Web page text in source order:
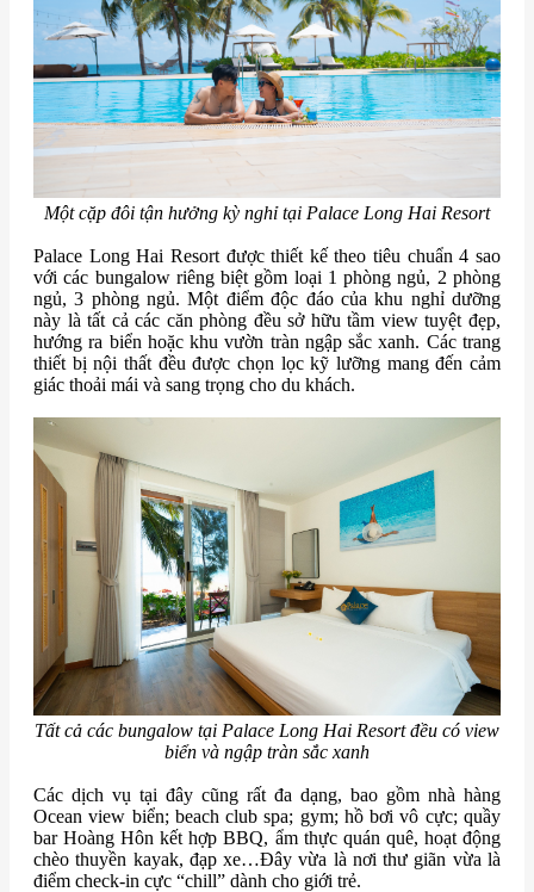
Một cặp đôi tận hưởng kỳ nghỉ tại Palace Long Hai Resort
Palace Long Hai Resort được thiết kế theo tiêu chuẩn 4 sao
với các bungalow riêng biệt gồm loại 1 phòng ngủ, 2 phòng
ngủ, 3 phòng ngủ. Một điểm độc đáo của khu nghỉ dưỡng
này là tất cả các căn phòng đều sở hữu tầm view tuyệt đẹp,
hướng ra biển hoặc khu vườn tràn ngập sắc xanh. Các trang
thiết bị nội thất đều được chọn lọc kỹ lưỡng mang đến cảm
giác thoải mái và sang trọng cho du khách.
Tất cả các bungalow tại Palace Long Hai Resort đều có view
biển và ngập tràn sắc xanh
Các dịch vụ tại đây cũng rất đa dạng, bao gồm nhà hàng
Ocean view biển; beach club spa; gym; hồ bơi vô cực; quầy
bar Hoàng Hôn kết hợp BBQ, ẩm thực quán quê, hoạt động
chèo thuyền kayak, đạp xe…Đây vừa là nơi thư giãn vừa là
điểm check-in cực “chill” dành cho giới trẻ.